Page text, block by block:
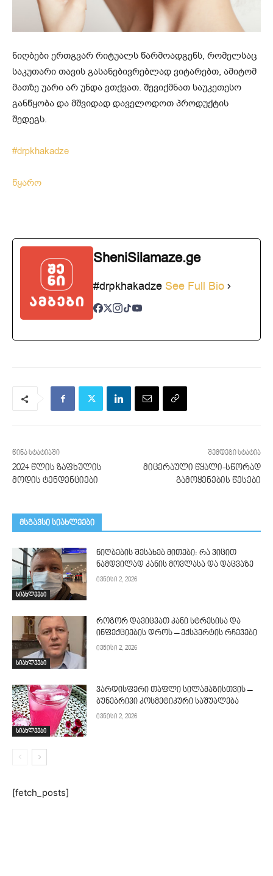
ნიღბები ერთგვარ რიტუალს წარმოადგენს, რომელსაც
საკუთარი თავის გასანებივრებლად ვიტარებთ, ამიტომ
მათზე უარი არ უნდა ვთქვათ. შევიქმნათ საუკეთესო
განწყობა და მშვიდად დაველოდოთ პროდუქტის
შედეგს.
#drpkhakadze
წყარო
SheniSilamaze.ge
#drpkhakadze See Full Bio
წინა სტატიაში
2024 წლის ზაფხულის
მოდის ტენდენციები
შემდეგი სტატია
მიცერაული წყალი-სწორად
გამოყენების წესები
მსგავსი სიახლეები
სიახლეები
ნიღბების შესახებ მითები: რა ვიცით
ნამდვილად კანის მოვლასა და დაცვაზე
ივნისი 2, 2026
სიახლეები
როგორ დავიცვათ კანი სტრესისა და
ინფექციების დროს – ექსპერტის რჩევები
ივნისი 2, 2026
სიახლეები
ვარდისფერი თაფლი სილამაზისთვის –
ბუნებრივი კოსმეტიკური საშუალება
ივნისი 2, 2026
[fetch_posts]